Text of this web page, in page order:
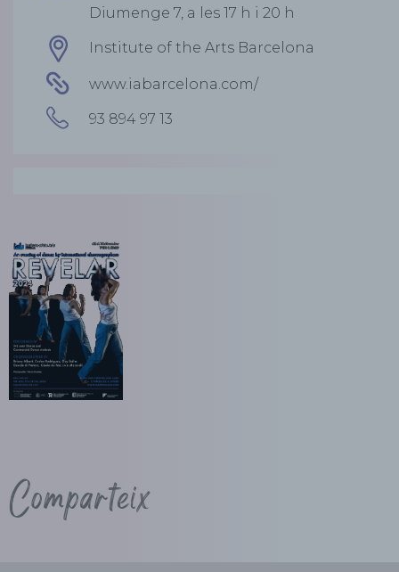
Diumenge 7, a les 17 h i 20 h
Institute of the Arts Barcelona
www.iabarcelona.com/
93 894 97 13
Comparteix